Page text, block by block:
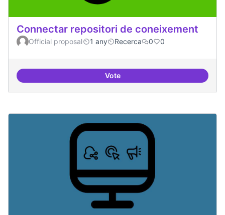
Connectar repositori de coneixement
Official proposal 1 any Recerca 0 0
VoteConnectar repositori de